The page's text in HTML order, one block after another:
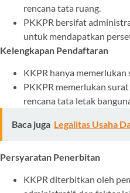
rencana tata ruang.
PKKPR bersifat
untuk mendapatkan
Kelengkapan Pendaftaran
KKPR hanya
PKKPR memerlukan
rencana tata letak
Baca juga Legalitas Usaha
Persyaratan Penerbitan
KKPR diterbitkan oleh